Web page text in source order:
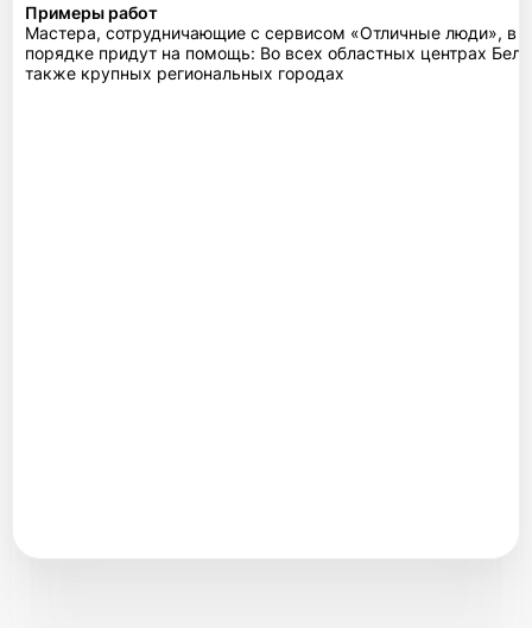
Примеры работ
Мастера, сотрудничающие с сервисом «Отличные люди», в
порядке придут на помощь: Во всех областных центрах
также крупных региональных городах